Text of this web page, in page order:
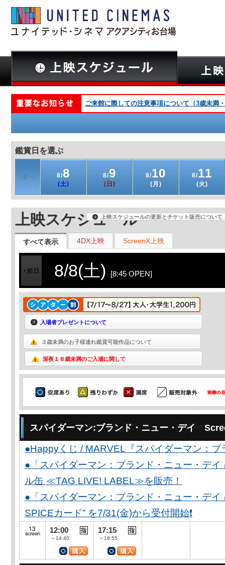
ご来館に際しての注意事項について（3歳未満
鑑賞日を選ぶ
8/8
(土)
8/9
(日)
8/10
(月)
8/11
(火)
上映スケジュール
すべて表示 4DX上映 ScreenX上映
上映スケジュールの更新とチケット販売について
8/8(土) [8:45 OPEN]
入場者プレゼントについて
３歳未満のお子様連れ鑑賞可能作品について
深夜１８歳未満のご入場に関して
スパイダーマン:ブランド・ニュー・デイ
●Happyくじ / MARVEL『スパイダーマン：
●「スパイダーマン：ブランド・ニュー・デ
ル缶 ≪TAG LIVE! LABEL≫を販売！
●「スパイダーマン：ブランド・ニュー・デ
SPICEカード” を7/31(金)から受付開始❗️
12:00
～14:40
17:15
～19:55